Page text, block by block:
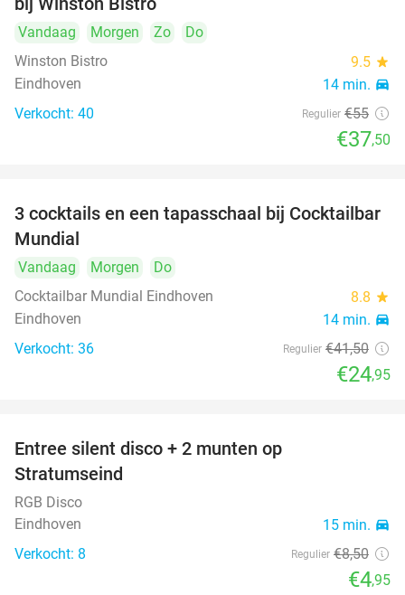
Vandaag Morgen Zo
Do
Winston Bistro
9.5 star
Eindhoven 14 min. directions_car
Verkocht: 40 Regulier €55
€37,50
40%
3 cocktails en een tapasschaal bij Cocktailbar
Mundial
Vandaag Morgen
Do
Cocktailbar Mundial Eindhoven
8.8 star
Eindhoven 14 min. directions_car
Verkocht: 36 Regulier €41,50
€24,95
Entree silent disco + 2 munten op
Stratumseind
RGB Disco
Eindhoven
15 min. directions_car
Verkocht: 8 Regulier €8,50
€4,95